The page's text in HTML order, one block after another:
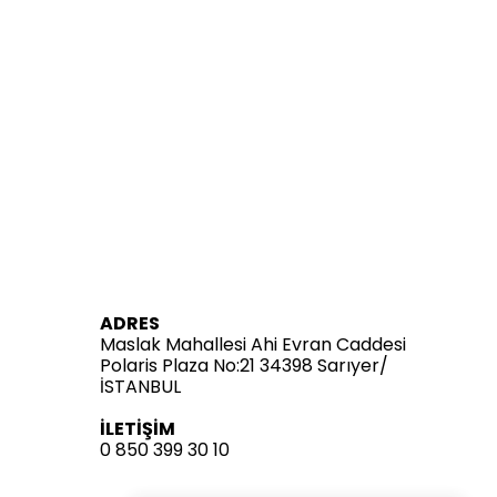
ADRES
Maslak Mahallesi Ahi Evran Caddesi
Polaris Plaza No:21 34398 Sarıyer/
İSTANBUL
İLETİŞİM
0 850 399 30 10